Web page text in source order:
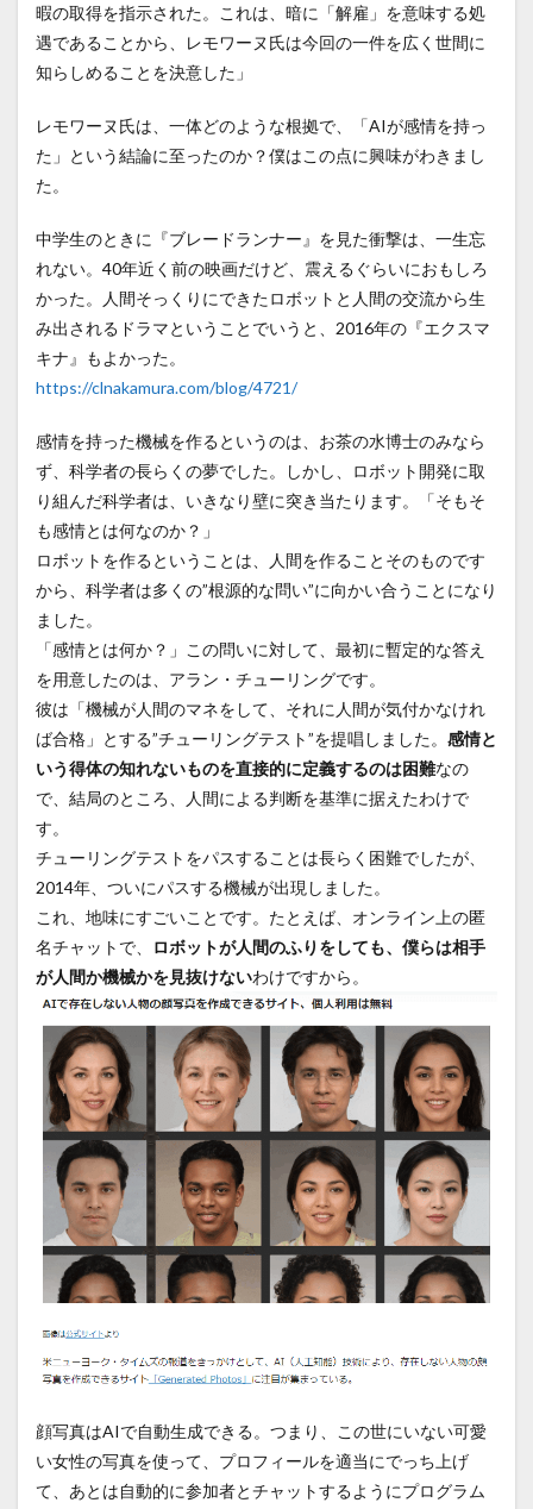
暇の取得を指示された。これは、暗に「解雇」を意味する処
遇であることから、レモワーヌ氏は今回の一件を広く世間に
知らしめることを決意した」
レモワーヌ氏は、一体どのような根拠で、「AIが感情を持っ
た」という結論に至ったのか？僕はこの点に興味がわきまし
た。
中学生のときに『ブレードランナー』を見た衝撃は、一生忘
れない。40年近く前の映画だけど、震えるぐらいにおもしろ
かった。人間そっくりにできたロボットと人間の交流から生
み出されるドラマということでいうと、2016年の『エクスマ
キナ』もよかった。
https://clnakamura.com/blog/4721/
感情を持った機械を作るというのは、お茶の水博士のみなら
ず、科学者の長らくの夢でした。しかし、ロボット開発に取
り組んだ科学者は、いきなり壁に突き当たります。「そもそ
も感情とは何なのか？」
ロボットを作るということは、人間を作ることそのものです
から、科学者は多くの”根源的な問い”に向かい合うことになり
ました。
「感情とは何か？」この問いに対して、最初に暫定的な答え
を用意したのは、アラン・チューリングです。
彼は「機械が人間のマネをして、それに人間が気付かなけれ
ば合格」とする”チューリングテスト”を提唱しました。 感情と
いう得体の知れないものを直接的に定義するのは困難なの
で、結局のところ、人間による判断を基準に据えたわけで
す。
チューリングテストをパスすることは長らく困難でしたが、
2014年、ついにパスする機械が出現しました。
これ、地味にすごいことです。たとえば、オンライン上の匿
名チャットで、
ロボットが人間のふりをしても、僕らは相手
が人間か機械かを見抜けないわけですから。
顔写真はAIで自動生成できる。つまり、この世にいない可愛
い女性の写真を使って、プロフィールを適当にでっち上げ
て、あとは自動的に参加者とチャットするようにプログラム